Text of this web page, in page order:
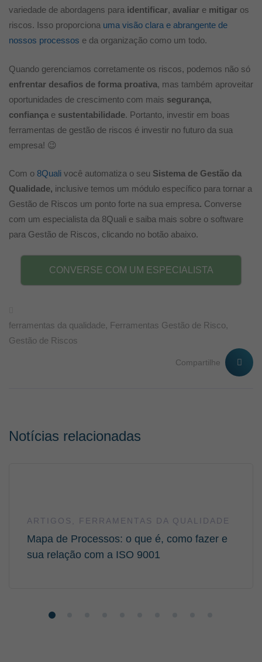
variedade de abordagens para identificar, avaliar e mitigar os
riscos. Isso proporciona uma visão clara e abrangente de
nossos processos e da organização como um todo.
Quando gerenciamos corretamente os riscos, podemos não só
enfrentar desafios de forma proativa, mas também aproveitar
oportunidades de crescimento com mais segurança,
confiança e sustentabilidade. Portanto, investir em boas
ferramentas de gestão de riscos é investir no futuro da sua
empresa! 😉
Com o 8Quali você automatiza o seu Sistema de Gestão da
Qualidade, inclusive temos um módulo específico para tornar a
Gestão de Riscos um ponto forte na sua empresa. Converse
com um especialista da 8Quali e saiba mais sobre o software
para Gestão de Riscos, clicando no botão abaixo.
CONVERSE COM UM ESPECIALISTA
ferramentas da qualidade, Ferramentas Gestão de Risco,
Gestão de Riscos
Compartilhe
Notícias relacionadas
ARTIGOS FERRAMENTAS DA QUALIDADE
Mapa de Processos: o que é, como fazer e
sua relação com a ISO 9001